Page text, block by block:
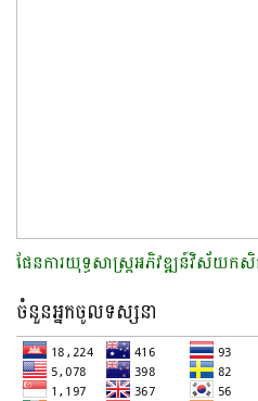
ចំនួនអ្នកចូលទស្សនា